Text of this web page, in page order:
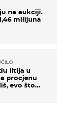
na aukciji.
milijuna
litija u
procjenu
evo što